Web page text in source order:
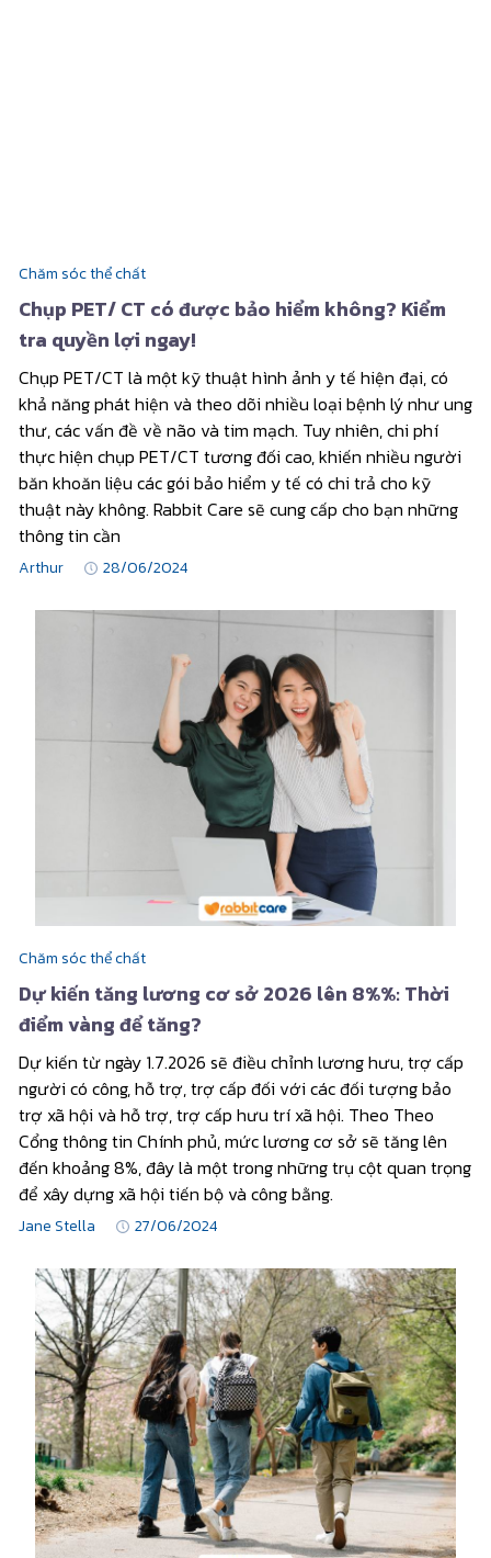
Chăm sóc thể chất
Chụp PET/ CT có được bảo hiểm không? Kiểm
tra quyền lợi ngay!
Chụp PET/CT là một kỹ thuật hình ảnh y tế hiện đại, có
khả năng phát hiện và theo dõi nhiều loại bệnh lý như ung
thư, các vấn đề về não và tim mạch. Tuy nhiên, chi phí
thực hiện chụp PET/CT tương đối cao, khiến nhiều người
băn khoăn liệu các gói bảo hiểm y tế có chi trả cho kỹ
thuật này không. Rabbit Care sẽ cung cấp cho bạn những
thông tin cần
Arthur 28/06/2024
Chăm sóc thể chất
Dự kiến tăng lương cơ sở 2026 lên 8%%: Thời
điểm vàng để tăng?
Dự kiến từ ngày 1.7.2026 sẽ điều chỉnh lương hưu, trợ cấp
người có công, hỗ trợ, trợ cấp đối với các đối tượng bảo
trợ xã hội và hỗ trợ, trợ cấp hưu trí xã hội. Theo Theo
Cổng thông tin Chính phủ, mức lương cơ sở sẽ tăng lên
đến khoảng 8%, đây là một trong những trụ cột quan trọng
để xây dựng xã hội tiến bộ và công bằng.
Jane Stella 27/06/2024